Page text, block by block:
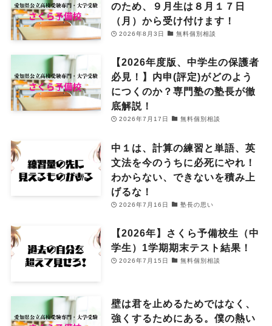
のため、９月生は８月１７日
（月）から受け付けます！
2026年8月3日 無料個別相談
【2026年度版、中学生の保護者
必見！】内申(評定)がどのよう
につくのか？専門塾の塾長が徹
底解説！
2026年7月17日 無料個別相談
中１は、計算の練習と単語、英
文法を今のうちに必死にやれ！
わからない、できないを積み上
げるな！
2026年7月16日 塾長の思い
【2026年】さくら予備校生（中
学生）1学期期末テスト結果！
2026年7月15日 無料個別相談
壁は君を止めるためではなく、
強くするためにある。僕の熱い